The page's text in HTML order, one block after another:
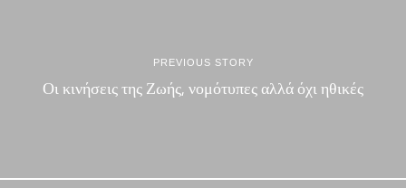
PREVIOUS STORY
Οι κινήσεις της Ζωής, νομότυπες αλλά όχι ηθικές